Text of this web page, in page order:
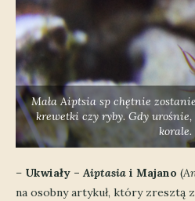
MałaAiptsia sp chętnie
krewetki czy ryby. Gdy
korale.
– Ukwiały –Aiptasia i Majano (
na osobny artykuł, który zresztą